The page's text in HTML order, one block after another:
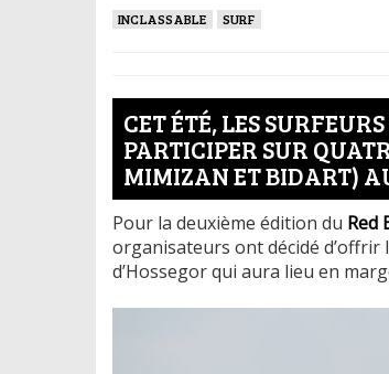
INCLASSABLE SURF
CET ÉTÉ, LES
PARTICIPER SUR
MIMIZAN ET BIDART)
Pour la deuxième édition du Red
organisateurs ont décidé d’offrir
d’Hossegor qui aura lieu en